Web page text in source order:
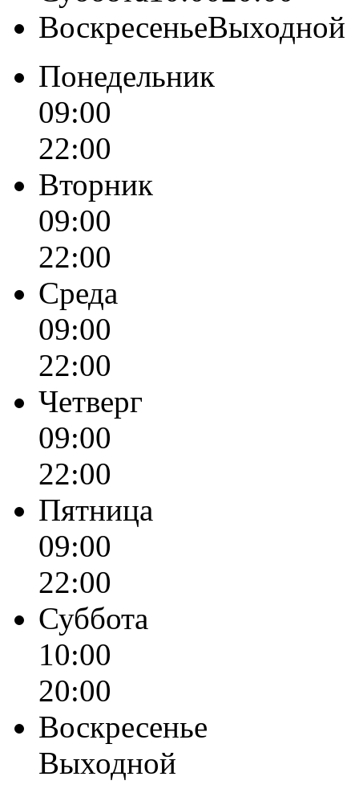
ВоскресеньеВыходной
Понедельник
09:00
22:00
Вторник
09:00
22:00
Среда
09:00
22:00
Четверг
09:00
22:00
Пятница
09:00
22:00
Суббота
10:00
20:00
Воскресенье
Выходной